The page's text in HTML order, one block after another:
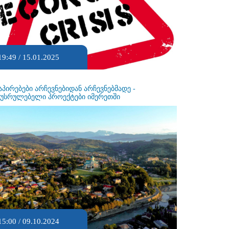
/ 15.01.2025
არჩევნებიდან არჩევნებმადე -
პროექტები იმერეთში
/ 09.10.2024